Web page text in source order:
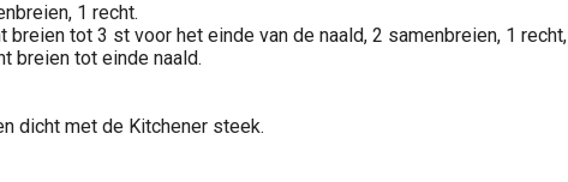
1 recht.
tot 3 st voor het einde van de naald, 2 samenbreien, 1 recht,
breien tot einde naald.
dicht met de Kitchener steek.